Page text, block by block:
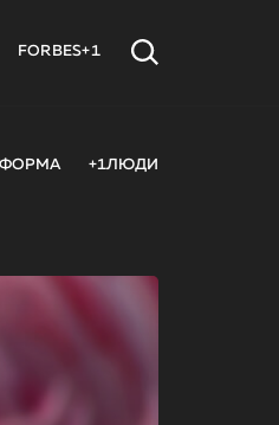
FORBES+1
+1ЛЮДИ